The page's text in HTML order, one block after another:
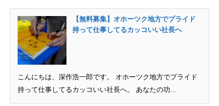
【無料募集】オホーツク地方でプライド
持って仕事してるカッコいい社長へ
こんにちは、深作浩一郎です。 オホーツク地方でプライド
持って仕事してるカッコいい社長へ。 あなたの功...